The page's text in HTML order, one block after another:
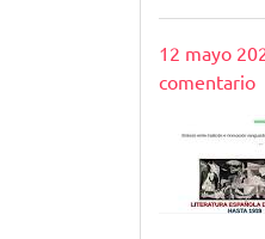
Publicado
12 mayo
comentarioen